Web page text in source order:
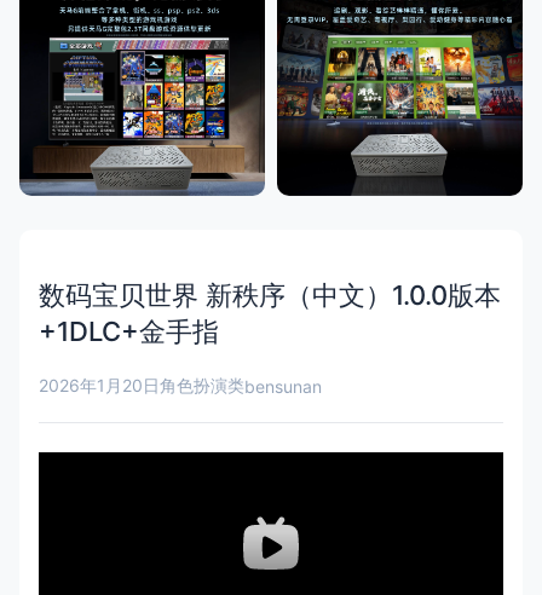
数码宝贝世界 新秩序（中文）1.0.0版本
+1DLC+金手指
2026年1月20日角色扮演类bensunan